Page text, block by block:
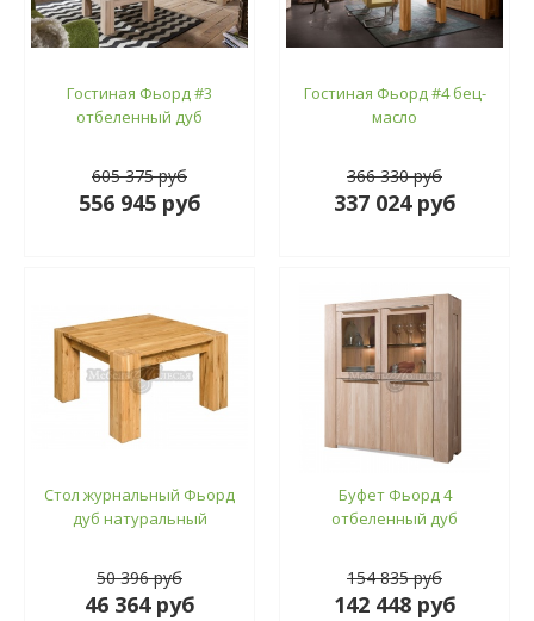
Гостиная Фьорд #3
отбеленный дуб
605 375 руб
556 945 руб
Гостиная Фьорд #4 бец-
масло
366 330 руб
337 024 руб
Стол журнальный Фьорд
дуб натуральный
50 396 руб
46 364 руб
Буфет Фьорд 4
отбеленный дуб
154 835 руб
142 448 руб